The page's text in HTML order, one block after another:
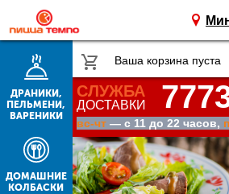
ДРАНИКИ,
ПЕЛЬМЕНИ,
ВАРЕНИКИ
ДОМАШНИЕ
КОЛБАСКИ
Ваша корзина пуста
СЛУЖБА
ДОСТАВКИ
вс-чт— с 11 до 22 часов,